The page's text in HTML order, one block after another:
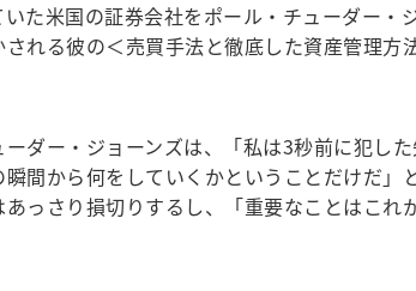
た米国の証券会社をポール・チューダー・
れる彼の＜売買手法と徹底した資産管理方
ダー・ジョーンズは、「私は3秒前に犯し
瞬間から何をしていくかということだけだ」
あっさり損切りするし、「重要なことはこれ